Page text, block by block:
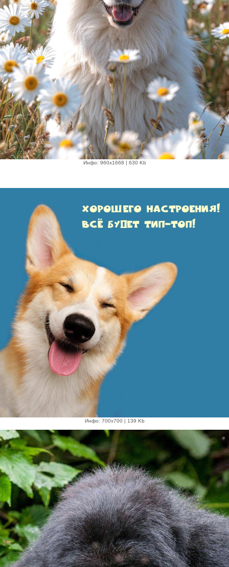
Инфо: 960х1668 | 630 Kb
Инфо: 700х700 | 139 Kb